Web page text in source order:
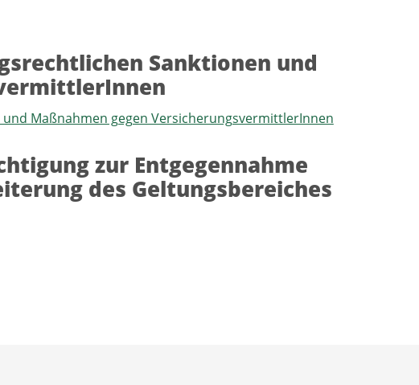
Sanktionen und
Maßnahmen gegen VersicherungsvermittlerInnen
zur Entgegennahme
des Geltungsbereiches